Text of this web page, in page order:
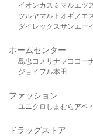
イオンカスミ マルエツ
ツルヤマルト オギノ エ
ダイレックスサンエー
ホームセンター
島忠 コメリ ナフコ コー
ジョイフル本田
ファッション
ユニクロ しまむら アベ
ドラッグストア